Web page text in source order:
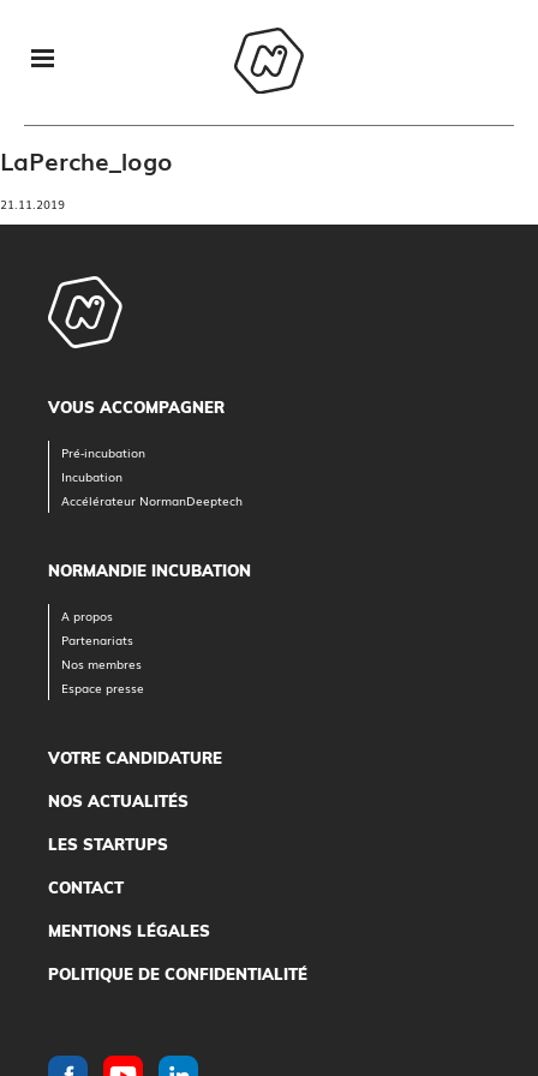
LaPerche_logo
21.11.2019
VOUS ACCOMPAGNER
Pré-incubation
Incubation
Accélérateur NormanDeeptech
NORMANDIE INCUBATION
A propos
Partenariats
Nos membres
Espace presse
VOTRE CANDIDATURE
NOS ACTUALITÉS
LES STARTUPS
CONTACT
MENTIONS LÉGALES
POLITIQUE DE CONFIDENTIALITÉ